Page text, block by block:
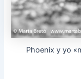
Phoenix y yo